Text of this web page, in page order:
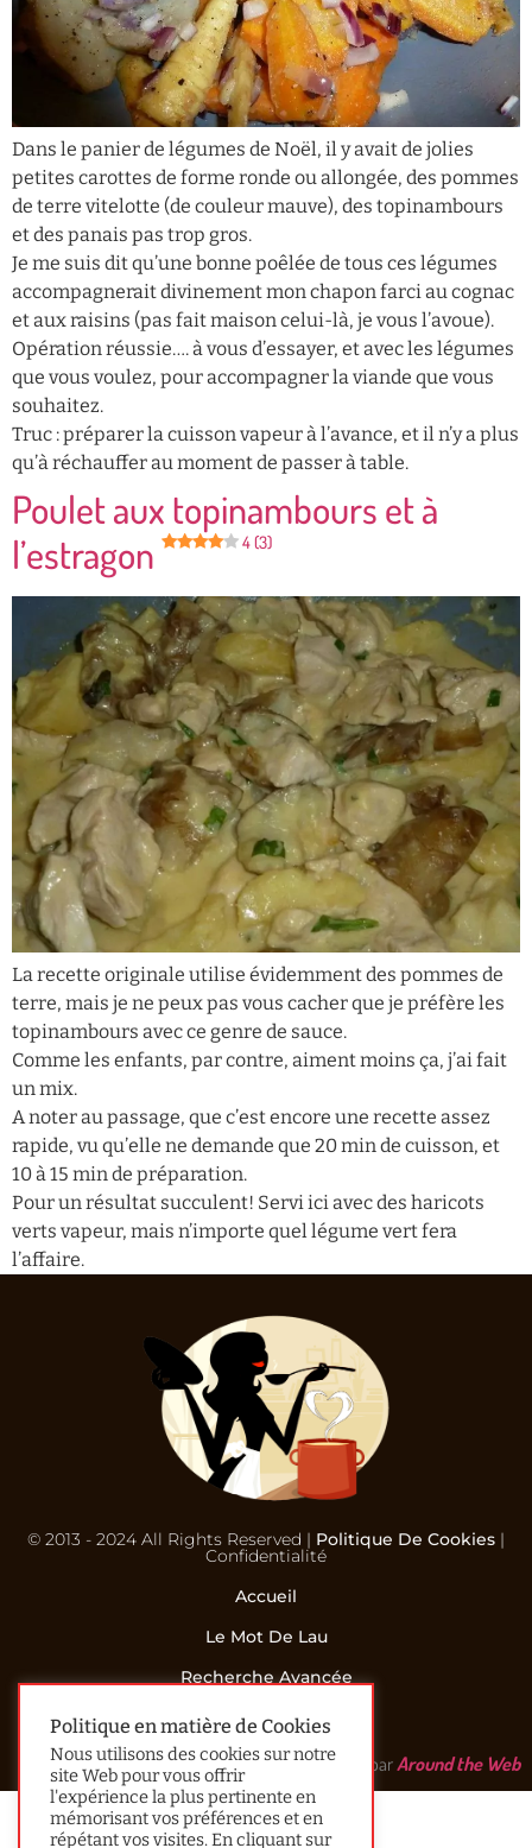
Dans le panier de légumes de Noël, il y avait de jolies
petites carottes de forme ronde ou allongée, des pommes
de terre vitelotte (de couleur mauve), des topinambours
et des panais pas trop gros.
Je me suis dit qu’une bonne poêlée de tous ces légumes
accompagnerait divinement mon chapon farci au cognac
et aux raisins (pas fait maison celui-là, je vous l’avoue).
Opération réussie…. à vous d’essayer, et avec les légumes
que vous voulez, pour accompagner la viande que vous
souhaitez.
Truc : préparer la cuisson vapeur à l’avance, et il n’y a plus
qu’à réchauffer au moment de passer à table.
Poulet aux topinambours et à
l’estragon
4 (3)
La recette originale utilise évidemment des pommes de
terre, mais je ne peux pas vous cacher que je préfère les
topinambours avec ce genre de sauce.
Comme les enfants, par contre, aiment moins ça, j’ai fait
un mix.
A noter au passage, que c’est encore une recette assez
rapide, vu qu’elle ne demande que 20 min de cuisson, et
10 à 15 min de préparation.
Pour un résultat succulent! Servi ici avec des haricots
verts vapeur, mais n’importe quel légume vert fera
l’affaire.
© 2013 - 2024 All Rights Reserved | Politique De Cookies |
Confidentialité
Accueil
Le Mot De Lau
Recherche Avancée
Contact
Réalisé parAround the Web
Politique en matière de Cookies
Nous utilisons des cookies sur notre
site Web pour vous offrir
l'expérience la plus pertinente en
mémorisant vos préférences et en
répétant vos visites. En cliquant sur